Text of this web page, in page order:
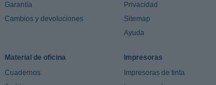
Garantía
Cambios y devoluciones
Privacidad
Sitemap
Ayuda
Material de oficina
Cuadernos
Impresoras
Impresoras de tinta